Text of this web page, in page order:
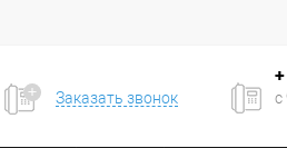
Заказать звонок с